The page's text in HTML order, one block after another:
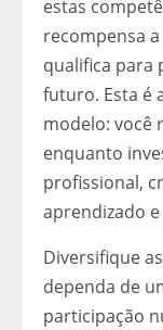
estas
recompensa
qualifica para
futuro. Esta é
modelo: você
enquanto
profissional,
aprendizado
Diversifique
dependa de
participação